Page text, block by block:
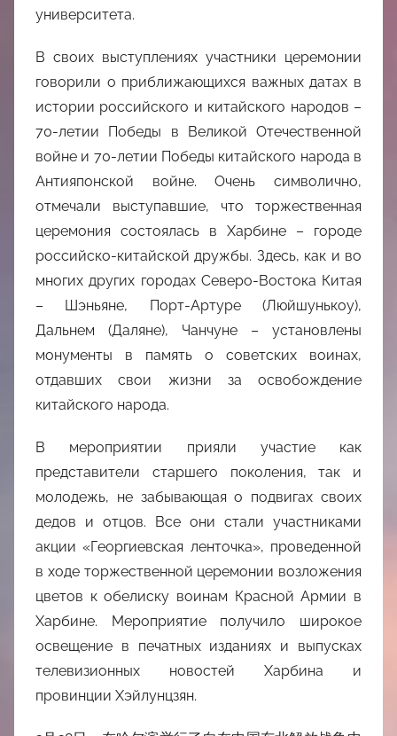
университета.
В своих выступлениях участники церемонии
говорили о приближающихся важных датах в
истории российского и китайского народов –
70-летии Победы в Великой Отечественной
войне и 70-летии Победы китайского народа в
Антияпонской войне. Очень символично,
отмечали выступавшие, что торжественная
церемония состоялась в Харбине – городе
российско-китайской дружбы. Здесь, как и во
многих других городах Северо-Востока Китая
– Шэньяне, Порт-Артуре (Люйшунькоу),
Дальнем (Даляне), Чанчуне – установлены
монументы в память о советских воинах,
отдавших свои жизни за освобождение
китайского народа.
В мероприятии прияли участие как
представители старшего поколения, так и
молодежь, не забывающая о подвигах своих
дедов и отцов. Все они стали участниками
акции «Георгиевская ленточка», проведенной
в ходе торжественной церемонии возложения
цветов к обелиску воинам Красной Армии в
Харбине. Мероприятие получило широкое
освещение в печатных изданиях и выпусках
телевизионных новостей Харбина и
провинции Хэйлунцзян.